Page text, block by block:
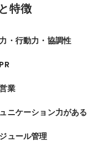
特徴
・行動力・協調性
業
ニケーション力がある
ュール管理